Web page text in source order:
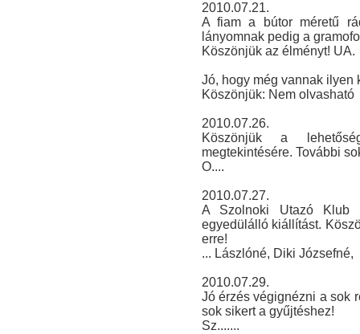
2010.07.21.
A fiam a bútor méretű
lányomnak pedig a
Köszönjük az élményt! UA.
Jó, hogy még vannak ilyen
Köszönjük: Nem olvasható
2010.07.26.
Köszönjük a
megtekintésére. További
O....
2010.07.27.
A Szolnoki Utazó Klub
egyedülálló kiállítást.
erre!
... Lászlóné, Diki Józsefné,
2010.07.29.
Jó érzés végignézni a sok
sok sikert a gyűjtéshez!
Sz.......